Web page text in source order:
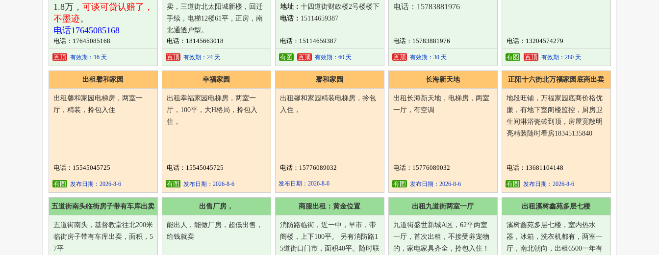
1.8万， 可谈可贷认赔了，
不墨迹。
电话17645085168
电话：17645085168
置顶 有效期：16 天
卖，三道街北太阳城新楼，回迁
手续，电梯12楼61平，正房，南
北通透户型。
电话微信18145663018
电话：18145663018
置顶 有效期：24 天
地址： 十四道街财政楼2号楼楼下
电话： 15114659387
电话：15114659387
有图 置顶 有效期：60 天
电话：15783881976
电话：15783881976
置顶 有效期：30 天
电话：13204574279
有图 置顶 有效期：280 天
出租馨和家园
出租馨和家园电梯房，两室一
厅，精装，拎包入住
电话：15545045725
有图 发布日期：2026-8-6
幸福家园
出租幸福家园电梯房，两室一
厅，100平，大H格局，拎包入
住，
电话：15545045725
有图 发布日期：2026-8-6
馨和家园
出租馨和家园精装电梯房，拎包
入住，
电话：15776089032
发布日期：2026-8-6
长海新天地
出租长海新天地，电梯房，两室
一厅，有空调
电话：15776089032
有图 发布日期：2026-8-6
正阳十六街北万福家园底商出卖
地段旺铺，万福家园底商价格优
廉，有地下室阁楼监控，厨房卫
生间淋浴瓷砖到顶，房屋宽敞明
亮精装随时看房18345135840
电话：13681104148
有图 发布日期：2026-8-6
五道街南头临街房子带有车库出卖
五道街南头，基督教堂往北200米
临街房子带有车库出卖，面积，5
7平
出售厂房，
能出人，能做厂房，超低出售，
给钱就卖
商服出租：黄金位置
消防路临街，近一中，早市，带
阁楼，上下100平。 另有消防路1
5道街口门市，面积40平。随时联
出租九道街两室一厅
九道街盛世新城A区，62平两室
一厅，首次出租，不接受养宠物
的，家电家具齐全，拎包入住！
出租溪树鑫苑多层七楼
溪树鑫苑多层七楼，室内热水
器，冰箱，洗衣机都有，两室一
厅，南北朝向，出租6500一年有